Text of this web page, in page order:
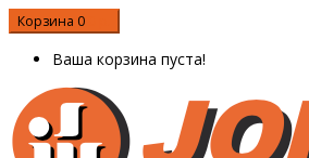
Корзина 0
Ваша корзина пуста!